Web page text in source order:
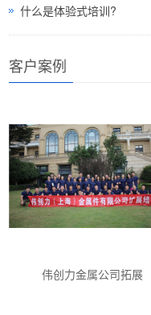
什么是体验式培训?
客户案例
伟创力金属公司拓展